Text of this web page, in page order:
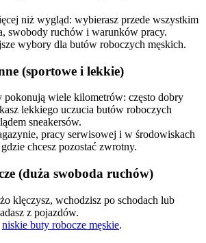
niż wygląd: wybierasz przede wszystkim
swobody ruchów i warunków pracy.
wybory dla butów roboczych męskich.
(sportowe i lekkie)
pokonują wiele kilometrów: często dobry
lekkiego uczucia butów roboczych
sneakersów.
pracy serwisowej i w środowiskach
chcesz pozostać zwrotny.
(duża swoboda ruchów)
klęczysz, wchodzisz po schodach lub
z pojazdów.
niskie buty robocze męskie.